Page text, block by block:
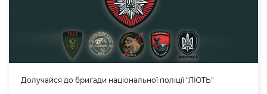
Долучайся до бригади національної поліції "ЛЮТЬ"